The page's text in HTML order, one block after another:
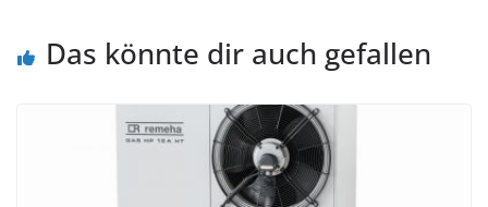
Das könnte dir auch gefallen